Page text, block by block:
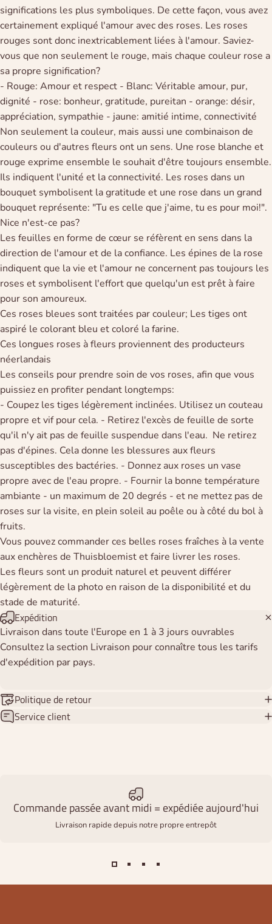
significations les plus symboliques. De cette façon, vous avez
certainement expliqué l'amour avec des roses. Les roses
rouges sont donc inextricablement liées à l'amour. Saviez-
vous que non seulement le rouge, mais chaque couleur rose a
sa propre signification?
- Rouge: Amour et respect - Blanc: Véritable amour, pur,
dignité - rose: bonheur, gratitude, pureitan - orange: désir,
appréciation, sympathie - jaune: amitié intime, connectivité
Non seulement la couleur, mais aussi une combinaison de
couleurs ou d'autres fleurs ont un sens. Une rose blanche et
rouge exprime ensemble le souhait d'être toujours ensemble.
Ils indiquent l'unité et la connectivité. Les roses dans un
bouquet symbolisent la gratitude et une rose dans un grand
bouquet représente: "Tu es celle que j'aime, tu es pour moi!".
Nice n'est-ce pas?
Les feuilles en forme de cœur se réfèrent en sens dans la
direction de l'amour et de la confiance. Les épines de la rose
indiquent que la vie et l'amour ne concernent pas toujours les
roses et symbolisent l'effort que quelqu'un est prêt à faire
pour son amoureux.
Ces roses bleues sont traitées par couleur; Les tiges ont
aspiré le colorant bleu et coloré la farine.
Ces longues roses à fleurs proviennent des producteurs
néerlandais
Les conseils pour prendre soin de vos roses, afin que vous
puissiez en profiter pendant longtemps:
- Coupez les tiges légèrement inclinées. Utilisez un couteau
propre et vif pour cela. - Retirez l'excès de feuille de sorte
qu'il n'y ait pas de feuille suspendue dans l'eau. Ne retirez
pas d'épines. Cela donne les blessures aux fleurs
susceptibles des bactéries. - Donnez aux roses un vase
propre avec de l'eau propre. - Fournir la bonne température
ambiante - un maximum de 20 degrés - et ne mettez pas de
roses sur la visite, en plein soleil au poêle ou à côté du bol à
fruits.
Vous pouvez commander ces belles roses fraîches à la vente
aux enchères de Thuisbloemist et faire livrer les roses.
Les fleurs sont un produit naturel et peuvent différer
légèrement de la photo en raison de la disponibilité et du
stade de maturité.
Expédition
Livraison dans toute l'Europe en 1 à 3 jours ouvrables
Consultez la section Livraison pour connaître tous les tarifs
d'expédition par pays.
Politique de retour
Service client
Commande passée avant midi = expédiée aujourd'hui
Livraison rapide depuis notre propre entrepôt